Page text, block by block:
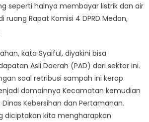
seperti halnya membayar listrik dan air
ruang Rapat Komisi 4 DPRD Medan,
kata Syaiful, diyakini bisa
Asli Daerah (PAD) dari sektor ini.
soal retribusi sampah ini kerap
domainnya Kecamatan kemudian
Kebersihan dan Pertamanan.
diciptakan kita mengharapkan